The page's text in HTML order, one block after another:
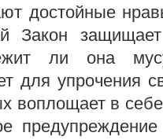
достойные
Закон
ли она
для упрочения
воплощает в